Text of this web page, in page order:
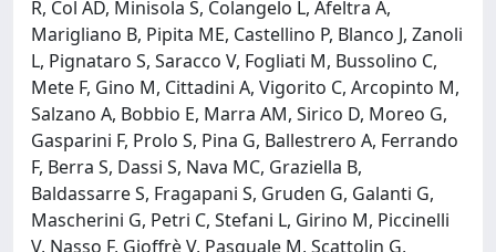
R, Col AD, Minisola S, Colangelo L, Afeltra A,
Marigliano B, Pipita ME, Castellino P, Blanco J, Zanoli
L, Pignataro S, Saracco V, Fogliati M, Bussolino C,
Mete F, Gino M, Cittadini A, Vigorito C, Arcopinto M,
Salzano A, Bobbio E, Marra AM, Sirico D, Moreo G,
Gasparini F, Prolo S, Pina G, Ballestrero A, Ferrando
F, Berra S, Dassi S, Nava MC, Graziella B,
Baldassarre S, Fragapani S, Gruden G, Galanti G,
Mascherini G, Petri C, Stefani L, Girino M, Piccinelli
V, Nasso F, Gioffrè V, Pasquale M, Scattolin G,